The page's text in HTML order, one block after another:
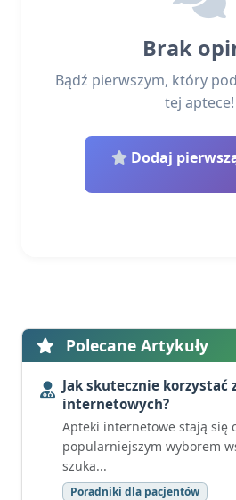
Brak
Bądź pierwszym, który
tej aptece!
Dodaj
Polecane Artykuły
Jak skutecznie korzystać
internetowych?
Apteki internetowe stają się
popularniejszym wyborem
szuka...
Poradniki dla pacjentów